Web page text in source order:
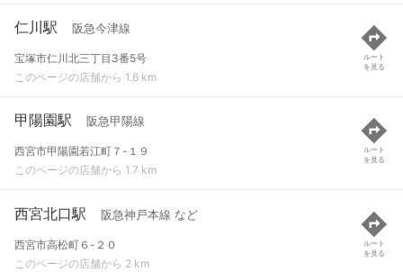
仁川駅 阪急今津線
宝塚市仁川北三丁目3番5号
このページの店舗から 1.6 km
ルート
を見る
甲陽園駅 阪急甲陽線
西宮市甲陽園若江町７-１９
このページの店舗から 1.7 km
ルート
を見る
西宮北口駅 阪急神戸本線 など
西宮市高松町６-２０
このページの店舗から 2 km
ルート
を見る